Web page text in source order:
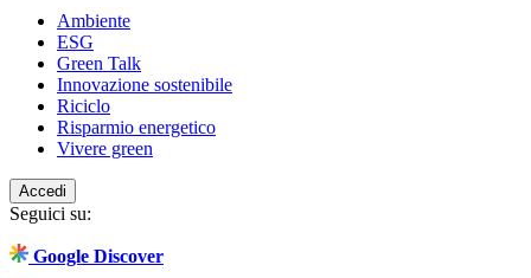
Ambiente
ESG
Green Talk
Innovazione sostenibile
Riciclo
Risparmio energetico
Vivere green
Accedi
Seguici su:
Google Discover